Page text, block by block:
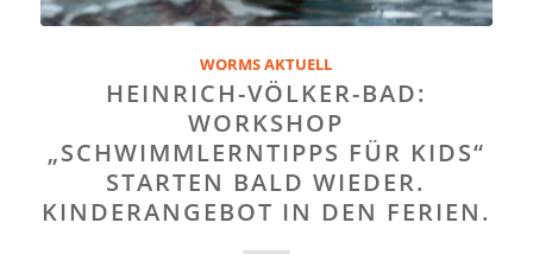
WORMS AKTUELL
HEINRICH-VÖLKER-BAD:
WORKSHOP
„SCHWIMMLERNTIPPS FÜR KIDS“
STARTEN BALD WIEDER.
KINDERANGEBOT IN DEN FERIEN.